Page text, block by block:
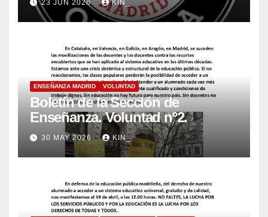
23 JUN 2026 KIN_
ENSEÑANZA MADRID VOLUNTAD
Boletín de la Sección de
Enseñanza. Voluntad nº2.
30 MAY 2026 KIN_